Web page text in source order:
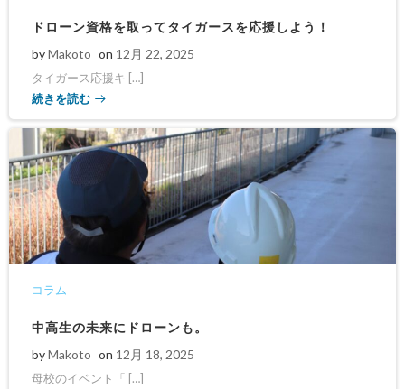
ドローン資格を取ってタイガースを応援しよう！
byMakoto on 12月 22, 2025
タイガース応援キ […]
続きを読む
コラム
中高生の未来にドローンも。
byMakoto on 12月 18, 2025
母校のイベント「 […]